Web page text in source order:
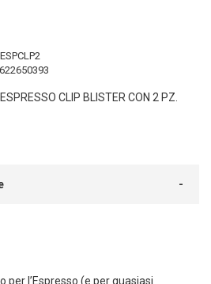
CLIP BLISTER CON 2 PZ.
per l’Espresso (e per quasiasi